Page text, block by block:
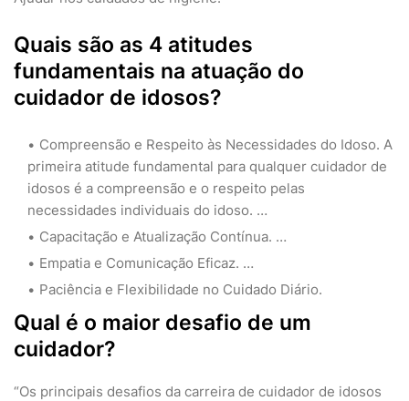
Quais são as 4 atitudes
fundamentais na atuação do
cuidador de idosos?
Compreensão e Respeito às Necessidades do Idoso. A
primeira atitude fundamental para qualquer cuidador de
idosos é a compreensão e o respeito pelas
necessidades individuais do idoso. …
Capacitação e Atualização Contínua. …
Empatia e Comunicação Eficaz. …
Paciência e Flexibilidade no Cuidado Diário.
Qual é o maior desafio de um
cuidador?
“Os principais desafios da carreira de cuidador de idosos